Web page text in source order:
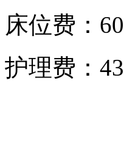
床位费：
护理费：